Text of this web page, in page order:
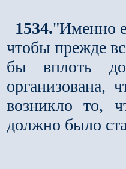
1534."Именно
чтобы прежде
бы вплоть
организована,
возникло то,
должно было